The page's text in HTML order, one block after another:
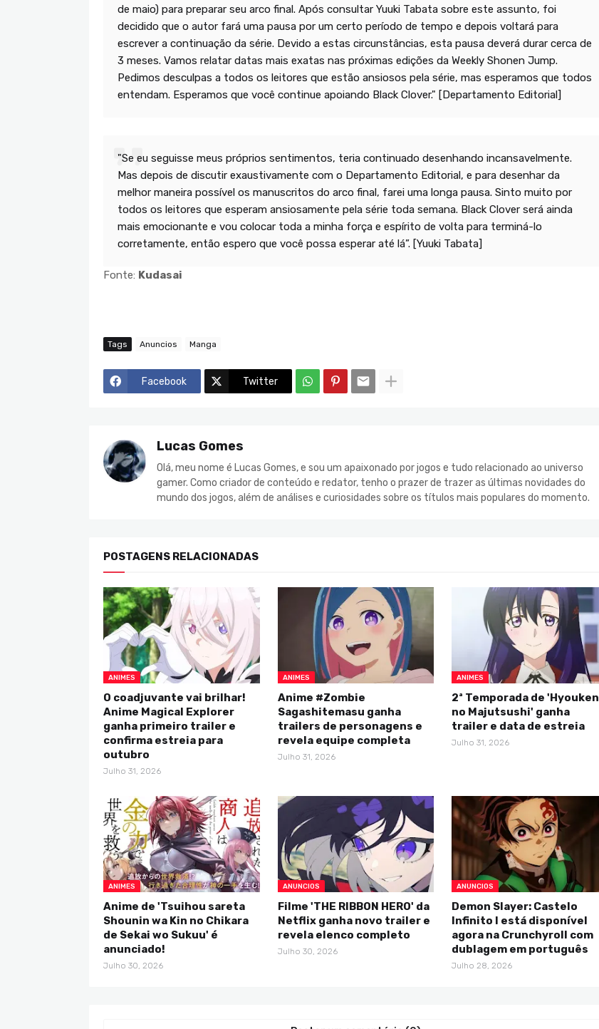
de maio) para preparar seu arco final. Após consultar Yuuki Tabata sobre este assunto, foi
decidido que o autor fará uma pausa por um certo período de tempo e depois voltará para
escrever a continuação da série. Devido a estas circunstâncias, esta pausa deverá durar cerca de
3 meses. Vamos relatar datas mais exatas nas próximas edições da Weekly Shonen Jump.
Pedimos desculpas a todos os leitores que estão ansiosos pela série, mas esperamos que todos
entendam. Esperamos que você continue apoiando Black Clover." [Departamento Editorial]
"Se eu seguisse meus próprios sentimentos, teria continuado desenhando incansavelmente.
Mas depois de discutir exaustivamente com o Departamento Editorial, e para desenhar da
melhor maneira possível os manuscritos do arco final, farei uma longa pausa. Sinto muito por
todos os leitores que esperam ansiosamente pela série toda semana. Black Clover será ainda
mais emocionante e vou colocar toda a minha força e espírito de volta para terminá-lo
corretamente, então espero que você possa esperar até lá”. [Yuuki Tabata]
Fonte: Kudasai
Tags Anuncios Manga
Facebook Twitter
Lucas Gomes
Olá, meu nome é Lucas Gomes, e sou um apaixonado por jogos e tudo relacionado ao universo
gamer. Como criador de conteúdo e redator, tenho o prazer de trazer as últimas novidades do
mundo dos jogos, além de análises e curiosidades sobre os títulos mais populares do momento.
POSTAGENS RELACIONADAS
ANIMES
O coadjuvante vai brilhar!
Anime Magical Explorer
ganha primeiro trailer e
confirma estreia para
outubro
Julho 31, 2026
ANIMES
Anime #Zombie
Sagashitemasu ganha
trailers de personagens e
revela equipe completa
Julho 31, 2026
ANIMES
2ª Temporada de 'Hyouken
no Majutsushi' ganha
trailer e data de estreia
Julho 31, 2026
ANIMES
Anime de 'Tsuihou sareta
Shounin wa Kin no Chikara
de Sekai wo Sukuu' é
anunciado!
Julho 30, 2026
ANUNCIOS
Filme 'THE RIBBON HERO' da
Netflix ganha novo trailer e
revela elenco completo
Julho 30, 2026
ANUNCIOS
Demon Slayer: Castelo
Infinito I está disponível
agora na Crunchyroll com
dublagem em português
Julho 28, 2026